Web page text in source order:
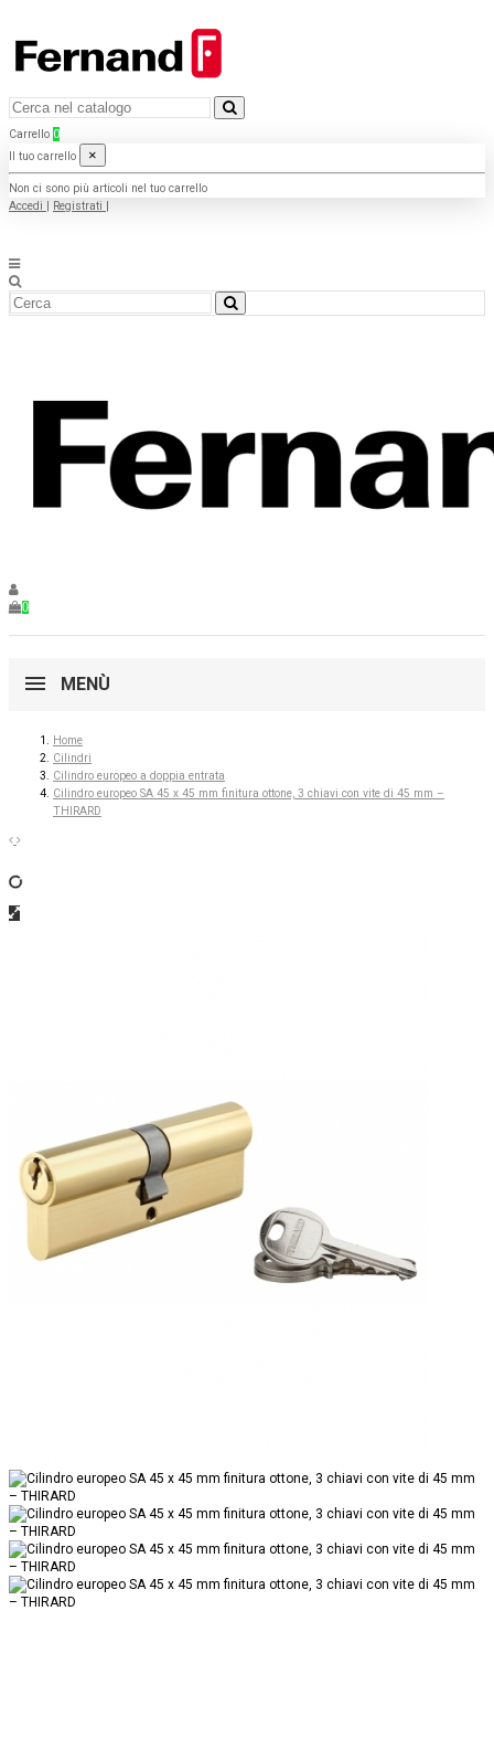
Carrello 0
Il tuo carrello
×
Non ci sono più articoli nel tuo carrello
Accedi
Registrati
0
MENÙ
Home
Cilindri
Cilindro europeo a doppia entrata
Cilindro europeo SA 45 x 45 mm finitura ottone, 3 chiavi con vite di 45 mm –
THIRARD